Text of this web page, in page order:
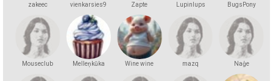
zakeec vienkarsies9 Zapte Lupinlups BugsPony
Mouseclub Melleņkūka Wine wine mazq Naģe